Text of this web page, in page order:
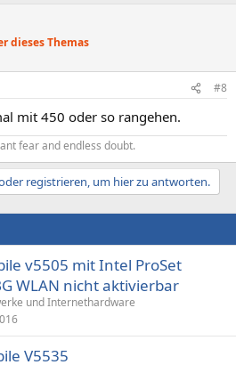
dieses Themas
#8
mit 450 oder so rangehen.
fear and endless doubt.
registrieren, um hier zu antworten.
v5505 mit Intel ProSet
WLAN nicht aktivierbar
und Internethardware
V5535